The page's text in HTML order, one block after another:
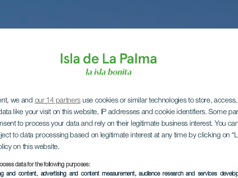
we and our 14 partners use cookies or similar technologies to store,
like your visit on this website, IP addresses and cookie identifiers. Some
to process your data and rely on their legitimate business interest. You
to data processing based on legitimate interest at any time by clicking on
on this website.
data for the following purposes:
and content, advertising and content measurement, audience research and services